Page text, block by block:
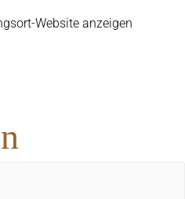
Website anzeigen